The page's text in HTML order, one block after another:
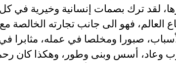
لقد ترك بصمات إنسانية وخيرية في
العالم، فهو الى جانب تجارته الخالصة مع
صبورا ومخلصا في عمله، مثابرا في
وعاد، أسس وبنى وطور، وهكذا كان